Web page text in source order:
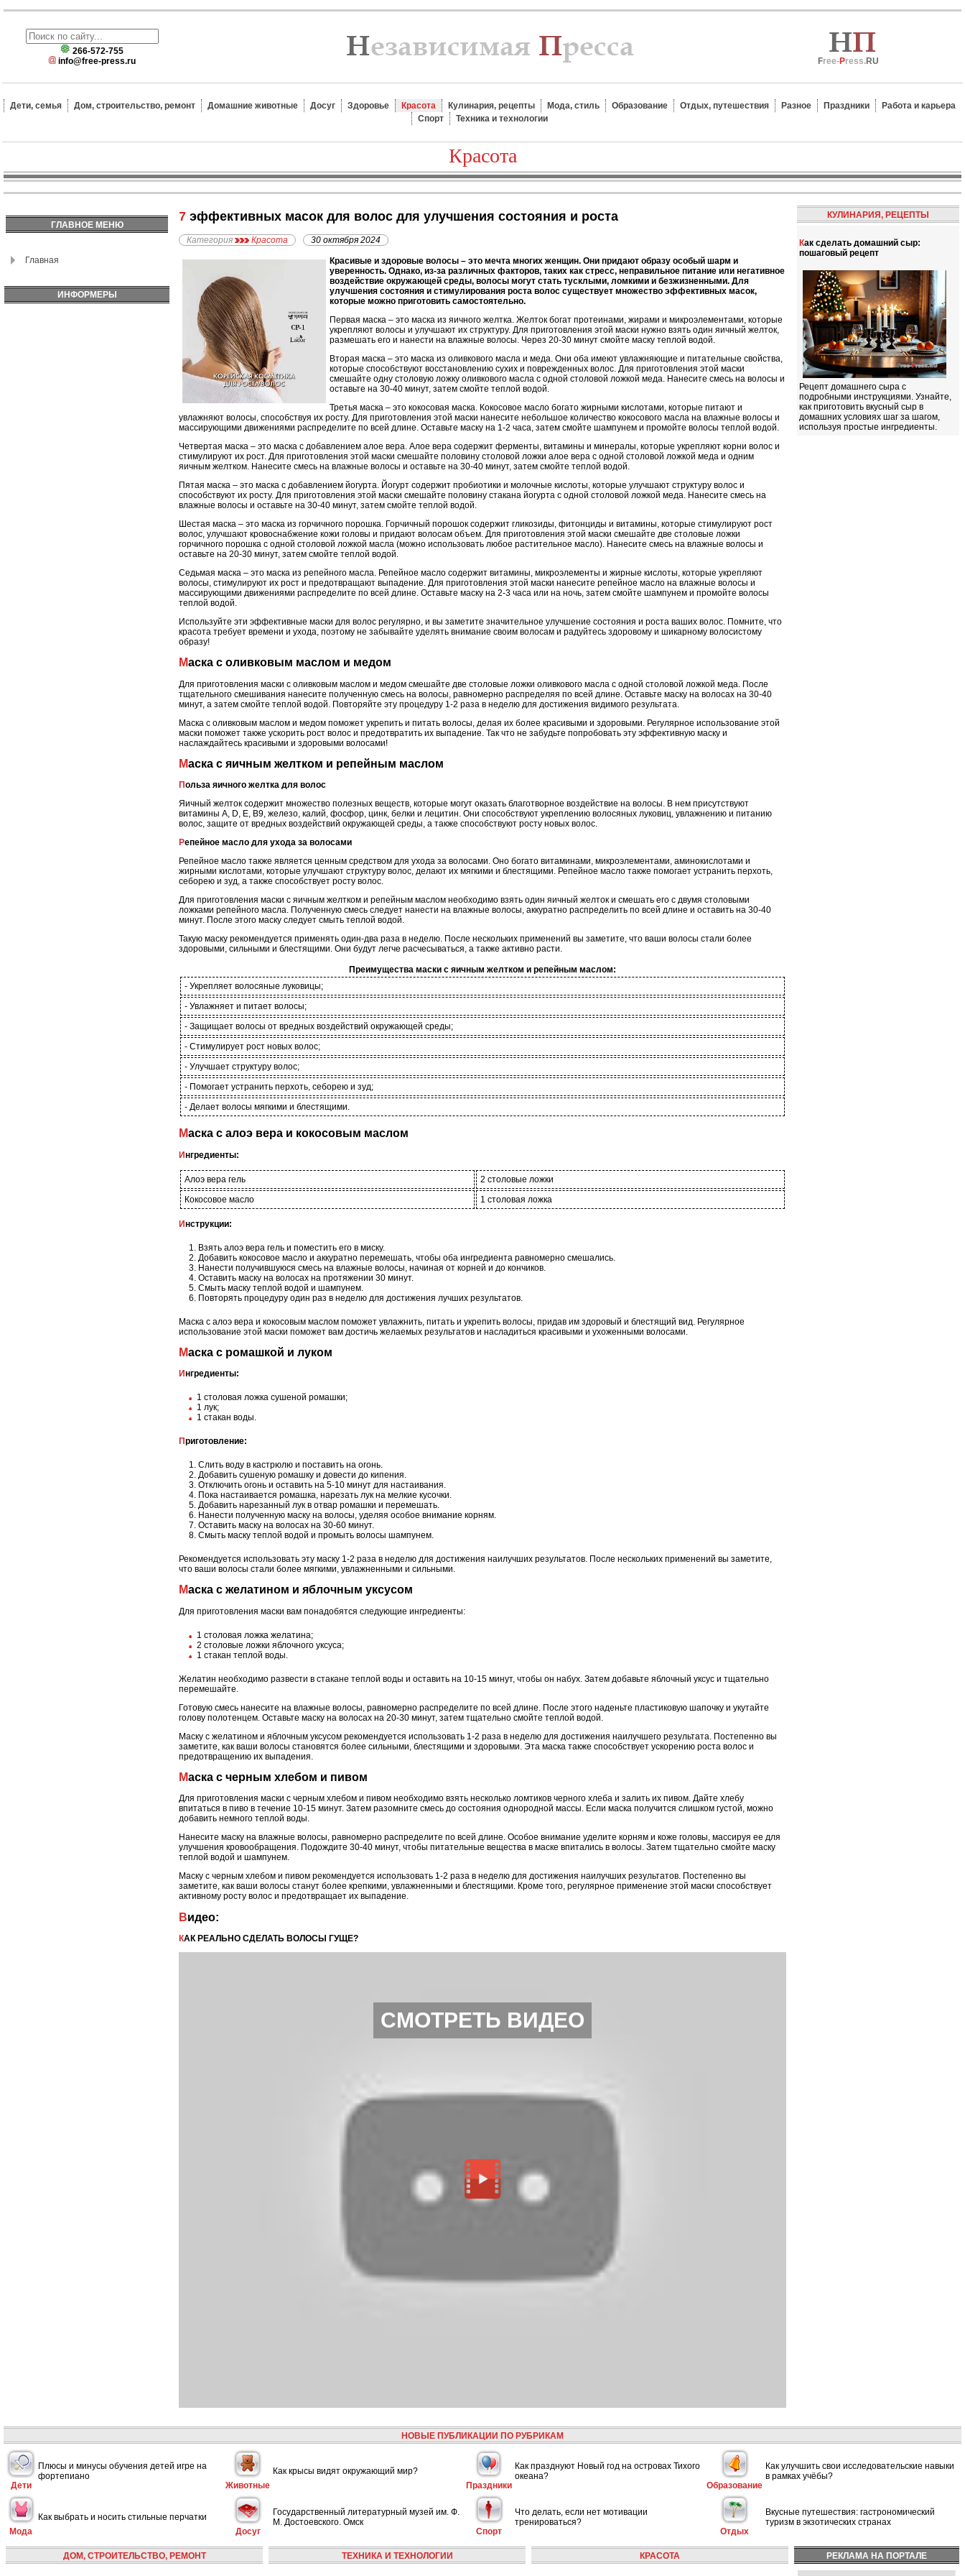
266-572-755
info@free-press.ru
Free-Press.RU
Дети, семья Дом, строительство, ремонт Домашние животные Досуг Здоровье Красота Кулинария, рецепты Мода, стиль Образование Отдых, путешествия Разное Праздники
Работа и карьера
Спорт
Техника и технологии
Красота
ГЛАВНОЕ МЕНЮ
Главная
ИНФОРМЕРЫ
7 эффективных масок для волос для улучшения состояния и роста
Категория Красота 30 октября 2024
Красивые и здоровые волосы – это мечта многих женщин. Они придают образу особый шарм и
уверенность. Однако, из-за различных факторов, таких как стресс, неправильное питание или негативное
воздействие окружающей среды, волосы могут стать тусклыми, ломкими и безжизненными. Для
улучшения состояния и стимулирования роста волос существует множество эффективных масок,
которые можно приготовить самостоятельно.
Первая маска – это маска из яичного желтка. Желток богат протеинами, жирами и микроэлементами, которые
укрепляют волосы и улучшают их структуру. Для приготовления этой маски нужно взять один яичный желток,
размешать его и нанести на влажные волосы. Через 20-30 минут смойте маску теплой водой.
Вторая маска – это маска из оливкового масла и меда. Они оба имеют увлажняющие и питательные свойства,
которые способствуют восстановлению сухих и поврежденных волос. Для приготовления этой маски
смешайте одну столовую ложку оливкового масла с одной столовой ложкой меда. Нанесите смесь на волосы и
оставьте на 30-40 минут, затем смойте теплой водой.
Третья маска – это кокосовая маска. Кокосовое масло богато жирными кислотами, которые питают и
увлажняют волосы, способствуя их росту. Для приготовления этой маски нанесите небольшое количество кокосового масла на влажные волосы и
массирующими движениями распределите по всей длине. Оставьте маску на 1-2 часа, затем смойте шампунем и промойте волосы теплой водой.
Четвертая маска – это маска с добавлением алое вера. Алое вера содержит ферменты, витамины и минералы, которые укрепляют корни волос и
стимулируют их рост. Для приготовления этой маски смешайте половину столовой ложки алое вера с одной столовой ложкой меда и одним
яичным желтком. Нанесите смесь на влажные волосы и оставьте на 30-40 минут, затем смойте теплой водой.
Пятая маска – это маска с добавлением йогурта. Йогурт содержит пробиотики и молочные кислоты, которые улучшают структуру волос и
способствуют их росту. Для приготовления этой маски смешайте половину стакана йогурта с одной столовой ложкой меда. Нанесите смесь на
влажные волосы и оставьте на 30-40 минут, затем смойте теплой водой.
Шестая маска – это маска из горчичного порошка. Горчичный порошок содержит гликозиды, фитонциды и витамины, которые стимулируют рост
волос, улучшают кровоснабжение кожи головы и придают волосам объем. Для приготовления этой маски смешайте две столовые ложки
горчичного порошка с одной столовой ложкой масла (можно использовать любое растительное масло). Нанесите смесь на влажные волосы и
оставьте на 20-30 минут, затем смойте теплой водой.
Седьмая маска – это маска из репейного масла. Репейное масло содержит витамины, микроэлементы и жирные кислоты, которые укрепляют
волосы, стимулируют их рост и предотвращают выпадение. Для приготовления этой маски нанесите репейное масло на влажные волосы и
массирующими движениями распределите по всей длине. Оставьте маску на 2-3 часа или на ночь, затем смойте шампунем и промойте волосы
теплой водой.
Используйте эти эффективные маски для волос регулярно, и вы заметите значительное улучшение состояния и роста ваших волос. Помните, что
красота требует времени и ухода, поэтому не забывайте уделять внимание своим волосам и радуйтесь здоровому и шикарному волосистому
образу!
Маска с оливковым маслом и медом
Для приготовления маски с оливковым маслом и медом смешайте две столовые ложки оливкового масла с одной столовой ложкой меда. После
тщательного смешивания нанесите полученную смесь на волосы, равномерно распределяя по всей длине. Оставьте маску на волосах на 30-40
минут, а затем смойте теплой водой. Повторяйте эту процедуру 1-2 раза в неделю для достижения видимого результата.
Маска с оливковым маслом и медом поможет укрепить и питать волосы, делая их более красивыми и здоровыми. Регулярное использование этой
маски поможет также ускорить рост волос и предотвратить их выпадение. Так что не забудьте попробовать эту эффективную маску и
наслаждайтесь красивыми и здоровыми волосами!
Маска с яичным желтком и репейным маслом
Польза яичного желтка для волос
Яичный желток содержит множество полезных веществ, которые могут оказать благотворное воздействие на волосы. В нем присутствуют
витамины A, D, E, B9, железо, калий, фосфор, цинк, белки и лецитин. Они способствуют укреплению волосяных луковиц, увлажнению и питанию
волос, защите от вредных воздействий окружающей среды, а также способствуют росту новых волос.
Репейное масло для ухода за волосами
Репейное масло также является ценным средством для ухода за волосами. Оно богато витаминами, микроэлементами, аминокислотами и
жирными кислотами, которые улучшают структуру волос, делают их мягкими и блестящими. Репейное масло также помогает устранить перхоть,
себорею и зуд, а также способствует росту волос.
Для приготовления маски с яичным желтком и репейным маслом необходимо взять один яичный желток и смешать его с двумя столовыми
ложками репейного масла. Полученную смесь следует нанести на влажные волосы, аккуратно распределить по всей длине и оставить на 30-40
минут. После этого маску следует смыть теплой водой.
Такую маску рекомендуется применять один-два раза в неделю. После нескольких применений вы заметите, что ваши волосы стали более
здоровыми, сильными и блестящими. Они будут легче расчесываться, а также активно расти.
Преимущества маски с яичным желтком и репейным маслом:
- Укрепляет волосяные луковицы;
- Увлажняет и питает волосы;
- Защищает волосы от вредных воздействий окружающей среды;
- Стимулирует рост новых волос;
- Улучшает структуру волос;
- Помогает устранить перхоть, себорею и зуд;
- Делает волосы мягкими и блестящими.
Маска с алоэ вера и кокосовым маслом
Ингредиенты:
Алоэ вера гель
2 столовые ложки
Кокосовое масло
1 столовая ложка
Инструкции:
Взять алоэ вера гель и поместить его в миску.
Добавить кокосовое масло и аккуратно перемешать, чтобы оба ингредиента равномерно смешались.
Нанести получившуюся смесь на влажные волосы, начиная от корней и до кончиков.
Оставить маску на волосах на протяжении 30 минут.
Смыть маску теплой водой и шампунем.
Повторять процедуру один раз в неделю для достижения лучших результатов.
Маска с алоэ вера и кокосовым маслом поможет увлажнить, питать и укрепить волосы, придав им здоровый и блестящий вид. Регулярное
использование этой маски поможет вам достичь желаемых результатов и насладиться красивыми и ухоженными волосами.
Маска с ромашкой и луком
Ингредиенты:
1 столовая ложка сушеной ромашки;
1 лук;
1 стакан воды.
Приготовление:
Слить воду в кастрюлю и поставить на огонь.
Добавить сушеную ромашку и довести до кипения.
Отключить огонь и оставить на 5-10 минут для настаивания.
Пока настаивается ромашка, нарезать лук на мелкие кусочки.
Добавить нарезанный лук в отвар ромашки и перемешать.
Нанести полученную маску на волосы, уделяя особое внимание корням.
Оставить маску на волосах на 30-60 минут.
Смыть маску теплой водой и промыть волосы шампунем.
Рекомендуется использовать эту маску 1-2 раза в неделю для достижения наилучших результатов. После нескольких применений вы заметите,
что ваши волосы стали более мягкими, увлажненными и сильными.
Маска с желатином и яблочным уксусом
Для приготовления маски вам понадобятся следующие ингредиенты:
1 столовая ложка желатина;
2 столовые ложки яблочного уксуса;
1 стакан теплой воды.
Желатин необходимо развести в стакане теплой воды и оставить на 10-15 минут, чтобы он набух. Затем добавьте яблочный уксус и тщательно
перемешайте.
Готовую смесь нанесите на влажные волосы, равномерно распределите по всей длине. После этого наденьте пластиковую шапочку и укутайте
голову полотенцем. Оставьте маску на волосах на 20-30 минут, затем тщательно смойте теплой водой.
Маску с желатином и яблочным уксусом рекомендуется использовать 1-2 раза в неделю для достижения наилучшего результата. Постепенно вы
заметите, как ваши волосы становятся более сильными, блестящими и здоровыми. Эта маска также способствует ускорению роста волос и
предотвращению их выпадения.
Маска с черным хлебом и пивом
Для приготовления маски с черным хлебом и пивом необходимо взять несколько ломтиков черного хлеба и залить их пивом. Дайте хлебу
впитаться в пиво в течение 10-15 минут. Затем разомните смесь до состояния однородной массы. Если маска получится слишком густой, можно
добавить немного теплой воды.
Нанесите маску на влажные волосы, равномерно распределите по всей длине. Особое внимание уделите корням и коже головы, массируя ее для
улучшения кровообращения. Подождите 30-40 минут, чтобы питательные вещества в маске впитались в волосы. Затем тщательно смойте маску
теплой водой и шампунем.
Маску с черным хлебом и пивом рекомендуется использовать 1-2 раза в неделю для достижения наилучших результатов. Постепенно вы
заметите, как ваши волосы станут более крепкими, увлажненными и блестящими. Кроме того, регулярное применение этой маски способствует
активному росту волос и предотвращает их выпадение.
Видео:
КАК РЕАЛЬНО СДЕЛАТЬ ВОЛОСЫ ГУЩЕ?
СМОТРЕТЬ ВИДЕО
КУЛИНАРИЯ, РЕЦЕПТЫ
Как сделать домашний сыр:
пошаговый рецепт
Рецепт домашнего сыра с
подробными инструкциями. Узнайте,
как приготовить вкусный сыр в
домашних условиях шаг за шагом,
используя простые ингредиенты.
НОВЫЕ ПУБЛИКАЦИИ ПО РУБРИКАМ
Дети
Плюсы и минусы обучения детей игре на
фортепиано
Животные
Как крысы видят окружающий мир?
Праздники
Как празднуют Новый год на островах Тихого
океана?
Образование
Как улучшить свои исследовательские навыки
в рамках учёбы?
Мода
Как выбрать и носить стильные перчатки
Досуг
Государственный литературный музей им. Ф.
М. Достоевского. Омск
Спорт
Что делать, если нет мотивации
тренироваться?
Отдых
Вкусные путешествия: гастрономический
туризм в экзотических странах
ДОМ, СТРОИТЕЛЬСТВО, РЕМОНТ ТЕХНИКА И ТЕХНОЛОГИИ КРАСОТА РЕКЛАМА НА ПОРТАЛЕ